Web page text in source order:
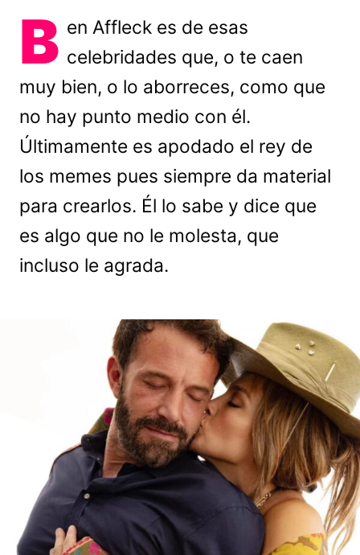
B en Affleck es de esas
celebridades que, o te caen
muy bien, o lo aborreces, como que
no hay punto medio con él.
Últimamente es apodado el rey de
los memes pues siempre da material
para crearlos. Él lo sabe y dice que
es algo que no le molesta, que
incluso le agrada.